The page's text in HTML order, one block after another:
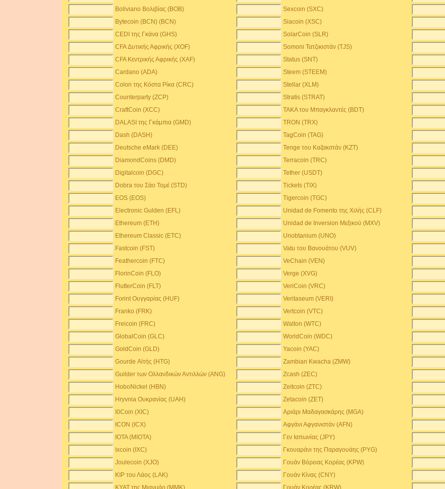
Boliviano Βολιβίας (BOB)
Sexcoin (SXC)
Bytecoin (BCN) (BCN)
Siacoin (XSC)
CEDI της Γκάνα (GHS)
SolarCoin (SLR)
CFA Δυτικής Αφρικής (XOF)
Somoni Τατζικιστάν (TJS)
CFA Κεντρικής Αφρικής (XAF)
Status (SNT)
Cardano (ADA)
Steem (STEEM)
Colon της Κόστα Ρίκα (CRC)
Stellar (XLM)
Counterparty (ZCP)
Stratis (STRAT)
CraftCoin (XCC)
TAKA του Μπαγκλαντές (BDT)
DALASI της Γκάμπια (GMD)
TRON (TRX)
Dash (DASH)
TagCoin (TAG)
Deutsche eMark (DEE)
Tenge του Καζακστάν (KZT)
DiamondCoins (DMD)
Terracoin (TRC)
Digitalcoin (DGC)
Tether (USDT)
Dobra του Σάο Τομέ (STD)
Tickets (TIX)
EOS (EOS)
Tigercoin (TGC)
Electronic Gulden (EFL)
Unidad de Fomento της Χιλής (CLF)
Ethereum (ETH)
Unidad de Inversion Μεξικού (MXV)
Ethereum Classic (ETC)
Unobtanium (UNO)
Fastcoin (FST)
Vatu του Βανουάτου (VUV)
Feathercoin (FTC)
VeChain (VEN)
FlorinCoin (FLO)
Verge (XVG)
FlutterCoin (FLT)
VeriCoin (VRC)
Forint Ουγγαρίας (HUF)
Veritaseum (VERI)
Franko (FRK)
Vertcoin (VTC)
Freicoin (FRC)
Walton (WTC)
GlobalCoin (GLC)
WorldCoin (WDC)
GoldCoin (GLD)
Yacoin (YAC)
Gourde Αϊτής (HTG)
Zambian Kwacha (ZMW)
Guilder των Ολλανδικών Αντιλλών (ANG)
Zcash (ZEC)
HoboNickel (HBN)
Zeitcoin (ZTC)
Hryvnia Ουκρανίας (UAH)
Zetacoin (ZET)
I0Coin (XIC)
Αριάρι Μαδαγασκάρης (MGA)
ICON (ICX)
Αφγάνι Αφγανιστάν (AFN)
IOTA (MIOTA)
Γεν Ιαπωνίας (JPY)
Ixcoin (IXC)
Γκουαράνι της Παραγουάης (PYG)
Joulecoin (XJO)
Γουάν Βόρειας Κορέας (KPW)
KIP του Λάος (LAK)
Γουάν Κίνας (CNY)
KYAT της Μιανμάρ (MMK)
Γουάν Κορέας (KRW)